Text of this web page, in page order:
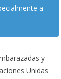
a
y
Unidas